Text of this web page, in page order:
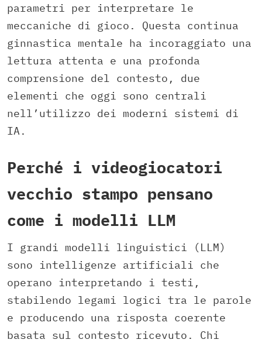
parametri per interpretare le
meccaniche di gioco. Questa continua
ginnastica mentale ha incoraggiato una
lettura attenta e una profonda
comprensione del contesto, due
elementi che oggi sono centrali
nell’utilizzo dei moderni sistemi di
IA.
Perché i videogiocatori
vecchio stampo pensano
come i modelli LLM
I grandi modelli linguistici (LLM)
sono intelligenze artificiali che
operano interpretando i testi,
stabilendo legami logici tra le parole
e producendo una risposta coerente
basata sul contesto ricevuto. Chi